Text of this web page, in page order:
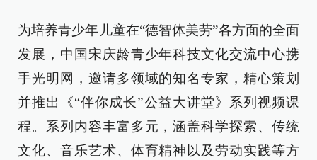
为培养青少年儿童在“德智体美劳”各方面的全面
发展，中国宋庆龄青少年科技文化交流中心携
手光明网，邀请多领域的知名专家，精心策划
并推出《“伴你成长”公益大讲堂》系列视频课
程。系列内容丰富多元，涵盖科学探索、传统
文化、音乐艺术、体育精神以及劳动实践等方